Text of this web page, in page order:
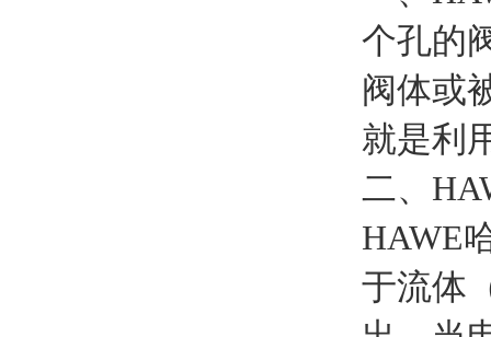
个孔的
阀体或
就是利
二、
HAWE
于流体